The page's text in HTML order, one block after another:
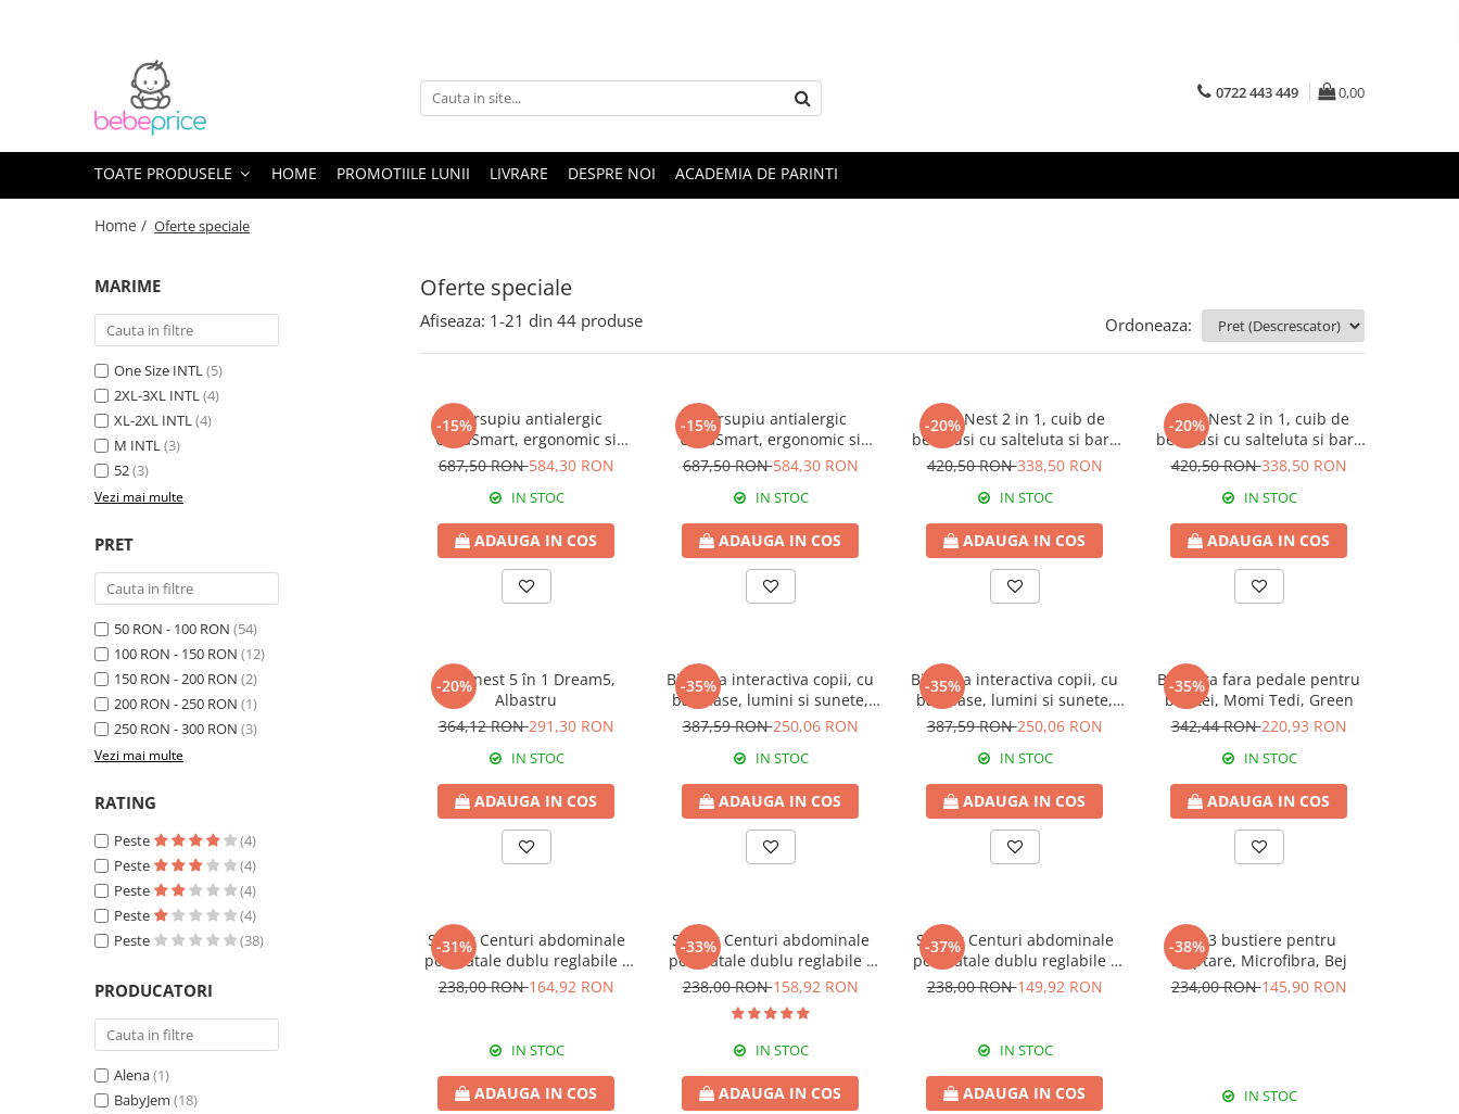
Toate Produsele
Centuri abdominale postnatale
Sutiene pentru alaptare
Costume de baie
Lenjerii patut & Paturici
Genti Maternitate & Port Bebe
Alimentatie bebe & Accesorii
Articole siguranta bebe
Activitati in aer liber & Vacanta
Lichidari de stoc
0722 443 449 0,00
TOATE PRODUSELE HOME PROMOTIILE LUNII LIVRARE DESPRE NOI ACADEMIA DE PARINTI
Home / Oferte speciale
Oferte speciale
MARIME
One Size INTL(5)
2XL-3XL INTL(4)
XL-2XL INTL(4)
M INTL(3)
52(3)
Vezi mai multe
PRET
50 RON - 100 RON (54)
100 RON - 150 RON (12)
150 RON - 200 RON (2)
200 RON - 250 RON (1)
250 RON - 300 RON (3)
Vezi mai multe
RATING
Peste
(4)
Peste
(4)
Peste
(4)
Peste
(4)
Peste
(38)
PRODUCATORI
Alena(1)
BabyJem (18)
Afiseaza: 1-21 din 44 produse Ordoneaza:
-15%
Marsupiu antialergic
UltraSmart, ergonomic si
reglabil, Rose Dust
687,50 RON584,30 RON
IN STOC
ADAUGA IN COS
-15%
Marsupiu antialergic
UltraSmart, ergonomic si
reglabil, Ice Blue
687,50 RON584,30 RON
IN STOC
ADAUGA IN COS
-20%
Baby Nest 2 in 1, cuib de
bebelusi cu salteluta si bara
de jucarii detasabila,
420,50 RON338,50 RON
IN STOC
ADAUGA IN COS
-20%
Baby Nest 2 in 1, cuib de
bebelusi cu salteluta si bara
de jucarii detasabila, Grey
420,50 RON338,50 RON
IN STOC
ADAUGA IN COS
-20%
Babynest 5 în 1 Dream5,
Albastru
364,12 RON291,30 RON
IN STOC
ADAUGA IN COS
-35%
Bicicleta interactiva copii, cu
balonase, lumini si sunete,
Pink
387,59 RON250,06 RON
IN STOC
ADAUGA IN COS
-35%
Bicicleta interactiva copii, cu
balonase, lumini si sunete,
Green
387,59 RON250,06 RON
IN STOC
ADAUGA IN COS
-35%
Bicicleta fara pedale pentru
baietei, Momi Tedi, Green
342,44 RON220,93 RON
IN STOC
ADAUGA IN COS
-31%
Set 2 x Centuri abdominale
postnatale dublu reglabile -
Beige
238,00 RON164,92 RON
IN STOC
ADAUGA IN COS
-33%
Set 2 x Centuri abdominale
postnatale dublu reglabile -
Beige-Black
238,00 RON158,92 RON
IN STOC
ADAUGA IN COS
-37%
Set 2 x Centuri abdominale
postnatale dublu reglabile -
Black
238,00 RON149,92 RON
IN STOC
ADAUGA IN COS
-38%
Set 3 bustiere pentru
alaptare, Microfibra, Bej
234,00 RON145,90 RON
IN STOC